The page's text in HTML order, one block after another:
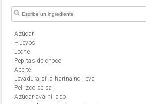
Azúcar
huevos
leche
Pepitas de choco
aceite
Levadura si la harina no lleva
Pellizco de sal
Azúcar avainillado